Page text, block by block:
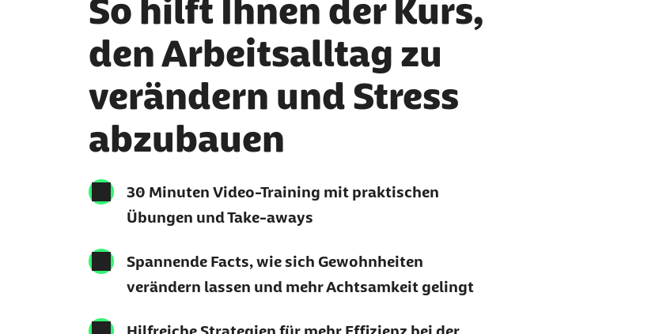
So hilft Ihnen der Kurs,
den Arbeitsalltag zu
verändern und Stress
abzubauen
30 Minuten Video-Training mit praktischen
Übungen und Take-aways
Spannende Facts, wie sich Gewohnheiten
verändern lassen und mehr Achtsamkeit gelingt